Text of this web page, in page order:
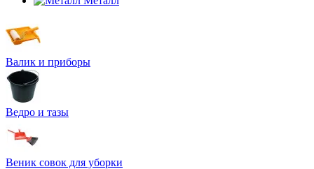
Валик и приборы
Ведро и тазы
Веник совок для уборки